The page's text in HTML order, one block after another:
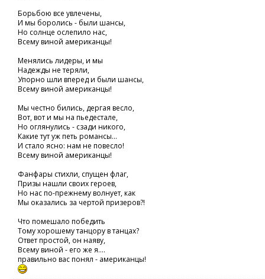
Борьбою все увлечены,
И мы боролись - были шансы,
Но солнце ослепило нас,
Всему виной американцы!
Менялись лидеры, и мы
Надежды не теряли,
Упорно шли вперед и были шансы,
Всему виной американцы!
Мы честно бились, дергая весло,
Вот, вот и мы на пьедестале,
Но оглянулись - сзади никого,
Какие тут уж петь романсы...
И стало ясно: нам не повесло!
Всему виной американцы!
Фанфары стихли, спущен флаг,
Призы нашли своих героев,
Но нас по-прежнему волнует, как
Мы оказались за чертой призеров?!
Что помешало победить
Тому хорошему танцору в танцах?
Ответ простой, он наяву,
Всему виной - его же я....
правильно вас понял - американцы!